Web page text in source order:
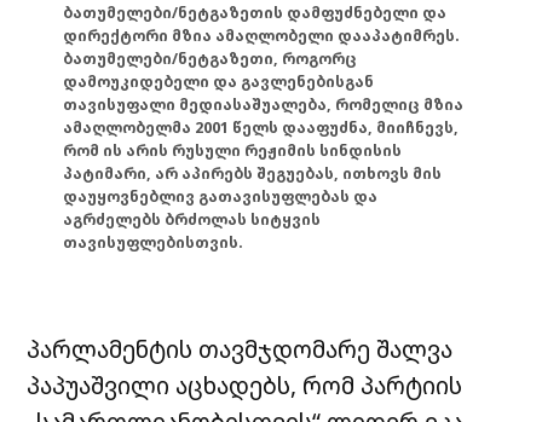
ბათუმელები/ნეტგაზეთის დამფუძნებელი და
დირექტორი მზია ამაღლობელი დააპატიმრეს.
ბათუმელები/ნეტგაზეთი, როგორც
დამოუკიდებელი და გავლენებისგან
თავისუფალი მედიასაშუალება, რომელიც მზია
ამაღლობელმა 2001 წელს დააფუძნა, მიიჩნევს,
რომ ის არის რუსული რეჟიმის სინდისის
პატიმარი, არ აპირებს შეგუებას, ითხოვს მის
დაუყოვნებლივ გათავისუფლებას და
აგრძელებს ბრძოლას სიტყვის
თავისუფლებისთვის.
პარლამენტის თავმჯდომარე შალვა
პაპუაშვილი აცხადებს, რომ პარტიის